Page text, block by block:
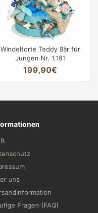
Windeltorte Teddy Bär für
Jungen Nr. 1.181
199,90€
uns
Fragen (FAQ)